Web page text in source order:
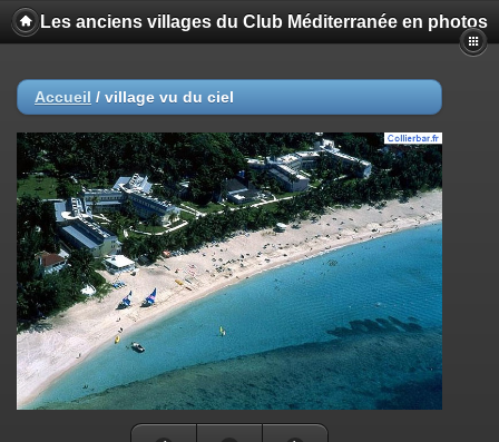
Les anciens villages du Club Méditerranée en photos
Accueil / village vu du ciel